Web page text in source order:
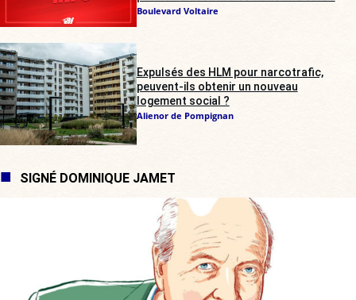
Boulevard Voltaire
Expulsés des HLM pour narcotrafic,
peuvent-ils obtenir un nouveau
logement social ?
Alienor de Pompignan
SIGNÉ DOMINIQUE JAMET